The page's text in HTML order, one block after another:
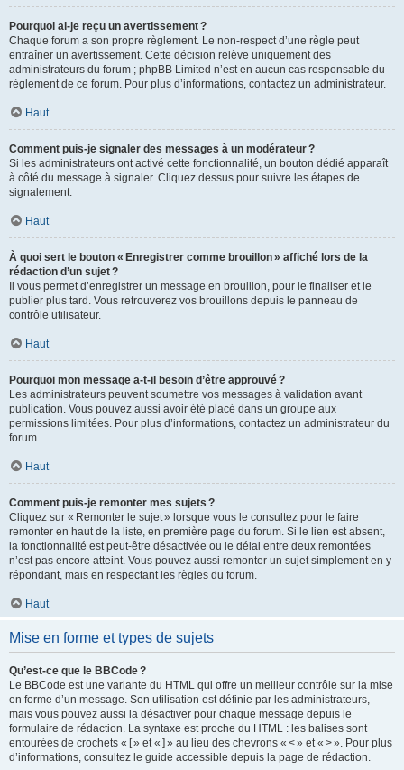
Pourquoi ai-je reçu un avertissement ?
Chaque forum a son propre règlement. Le non-respect d’une règle peut
entraîner un avertissement. Cette décision relève uniquement des
administrateurs du forum ; phpBB Limited n’est en aucun cas responsable du
règlement de ce forum. Pour plus d’informations, contactez un administrateur.
Haut
Comment puis-je signaler des messages à un modérateur ?
Si les administrateurs ont activé cette fonctionnalité, un bouton dédié apparaît
à côté du message à signaler. Cliquez dessus pour suivre les étapes de
signalement.
Haut
À quoi sert le bouton « Enregistrer comme brouillon » affiché lors de la
rédaction d’un sujet ?
Il vous permet d’enregistrer un message en brouillon, pour le finaliser et le
publier plus tard. Vous retrouverez vos brouillons depuis le panneau de
contrôle utilisateur.
Haut
Pourquoi mon message a-t-il besoin d’être approuvé ?
Les administrateurs peuvent soumettre vos messages à validation avant
publication. Vous pouvez aussi avoir été placé dans un groupe aux
permissions limitées. Pour plus d’informations, contactez un administrateur du
forum.
Haut
Comment puis-je remonter mes sujets ?
Cliquez sur « Remonter le sujet » lorsque vous le consultez pour le faire
remonter en haut de la liste, en première page du forum. Si le lien est absent,
la fonctionnalité est peut-être désactivée ou le délai entre deux remontées
n’est pas encore atteint. Vous pouvez aussi remonter un sujet simplement en y
répondant, mais en respectant les règles du forum.
Haut
Mise en forme et types de sujets
Qu’est-ce que le BBCode ?
Le BBCode est une variante du HTML qui offre un meilleur contrôle sur la mise
en forme d’un message. Son utilisation est définie par les administrateurs,
mais vous pouvez aussi la désactiver pour chaque message depuis le
formulaire de rédaction. La syntaxe est proche du HTML : les balises sont
entourées de crochets « [ » et « ] » au lieu des chevrons « < » et « > ». Pour plus
d’informations, consultez le guide accessible depuis la page de rédaction.